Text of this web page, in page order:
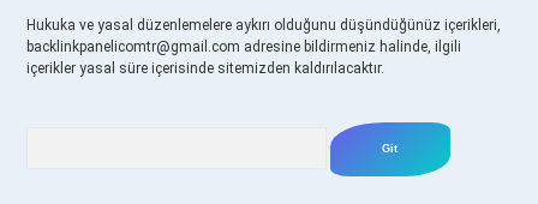
Hukuka ve yasal düzenlemelere aykırı olduğunu düşündüğünüz içerikleri,
backlinkpanelicomtr@gmail.com adresine bildirmeniz halinde, ilgili
içerikler yasal süre içerisinde sitemizden kaldırılacaktır.